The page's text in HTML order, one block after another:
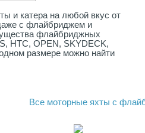
и катера на любой вкус от
с флайбриджем и
флайбриджных
HTC, OPEN, SKYDECK,
размере можно найти
Все моторные яхты с